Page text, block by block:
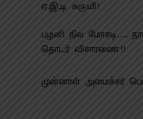
ஏ.இ.டி கருவி!
பழனி நில மோசடி….
தொடர் விசாரணை!!
முன்னாள் அமைச்சர்